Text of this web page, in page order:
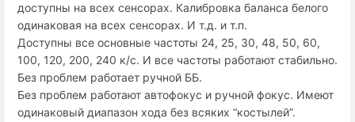
доступны на всех сенсорах. Калибровка баланса белого
одинаковая на всех сенсорах. И т.д. и т.п.
Доступны все основные частоты 24, 25, 30, 48, 50, 60,
100, 120, 200, 240 к/с. И все частоты работают стабильно.
Без проблем работает ручной ББ.
Без проблем работают автофокус и ручной фокус. Имеют
одинаковый диапазон хода без всяких “костылей”.